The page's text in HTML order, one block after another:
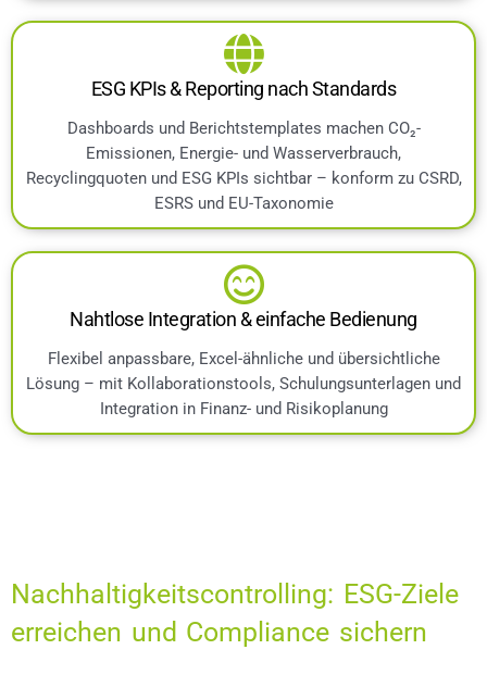
ESG KPIs & Reporting nach Standards
Dashboards und Berichtstemplates machen CO₂-
Emissionen, Energie- und Wasserverbrauch,
Recyclingquoten und ESG KPIs sichtbar – konform zu CSRD,
ESRS und EU-Taxonomie
Nahtlose Integration & einfache Bedienung
Flexibel anpassbare, Excel-ähnliche und übersichtliche
Lösung – mit Kollaborationstools, Schulungsunterlagen und
Integration in Finanz- und Risikoplanung
Nachhaltigkeitscontrolling: ESG-Ziele
erreichen und Compliance sichern